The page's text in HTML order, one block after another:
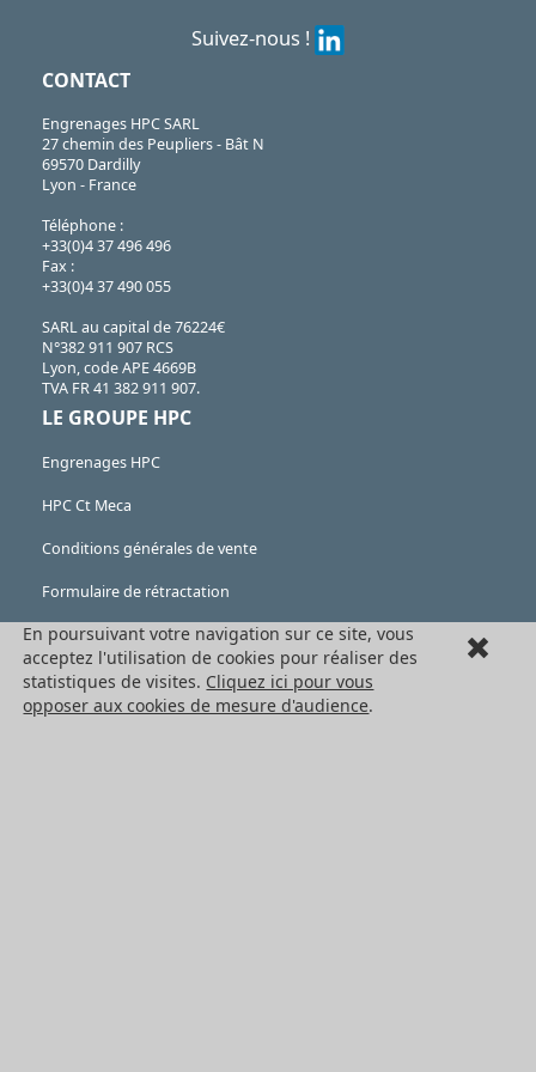
Suivez-nous !
CONTACT
Engrenages HPC SARL
27 chemin des Peupliers - Bât N
69570 Dardilly
Lyon - France
Téléphone :
+33(0)4 37 496 496
Fax :
+33(0)4 37 490 055
SARL au capital de 76224€
N°382 911 907 RCS
Lyon, code APE 4669B
TVA FR 41 382 911 907.
LE GROUPE HPC
Engrenages HPC
HPC Ct Meca
Conditions générales de vente
Formulaire de rétractation
Mentions légales
Cookies
LES PRODUITS
En poursuivant votre navigation sur ce site, vous
acceptez l'utilisation de cookies pour réaliser des
statistiques de visites. Cliquez ici pour vous
opposer aux cookies de mesure d'audience.